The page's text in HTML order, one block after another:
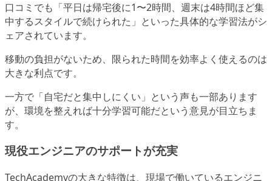
口コミでも「平日は帰宅後に1〜2時間、週末は4時間ほど集
中するスタイルで続けられた」といった具体的な学習法がシ
ェアされています。
移動の負担がないため、限られた時間を効率よく使えるのは
大きな利点です。
一方で「自宅だと集中しにくい」という声も一部あります
が、環境を整えれば十分学習可能だという意見が目立ちま
す。
現役エンジニアのサポートが充実
TechAcademyの大きな特徴は、現場で働いているエンジニ